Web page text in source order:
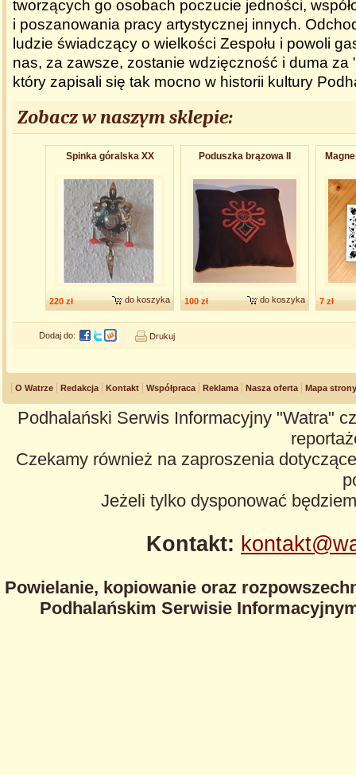
tworzących go osobach poczucie jedności,
i poszanowania pracy artystycznej innych.
ludzie świadczący o wielkości Zespołu i powoli
nas, za zawsze, zostanie wdzięczność i duma za
który zapisali się tak mocno w historii kultury
Zobacz w naszym sklepie:
Spinka góralska XX
220 zł do koszyka
Poduszka brązowa II
100 zł do koszyka 7 zł
Dodaj do: Drukuj
O Watrze Redakcja Kontakt Współpraca Reklama Nasza oferta Mapa strony
Podhalański Serwis Informacyjny "Watra"
Czekamy również na zaproszenia
Jeżeli tylko dysponować
Kontakt:
Powielanie, kopiowanie oraz
Podhalańskim Serwisie